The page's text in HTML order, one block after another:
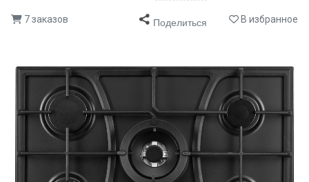
7 заказов Поделиться В избранное